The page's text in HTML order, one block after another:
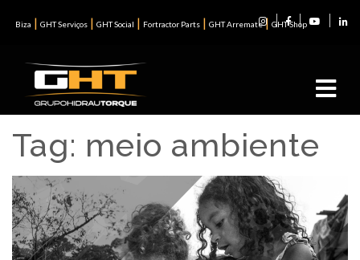
Biza | GHT Serviços | GHT Social | Fortractor Parts | GHT Arremate| GHT Shop
Tag: meio ambiente